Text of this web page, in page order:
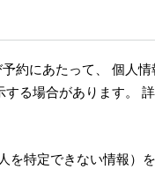
約にあたって、 個人
る場合があります。 詳
特定できない情報）を